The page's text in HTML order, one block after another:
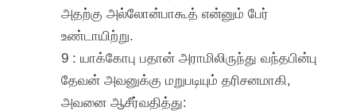
அதற்கு அல்லோன்பாகூத் என்னும் பேர்
உண்டாயிற்று.
9 : யாக்கோபு பதான் அராமிலிருந்து வந்தபின்பு
தேவன் அவனுக்கு மறுபடியும் தரிசனமாகி,
அவனை ஆசீர்வதித்து: